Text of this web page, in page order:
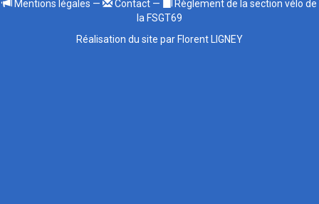
Mentions légales — Contact —
Règlement de la section vélo de
la FSGT69
Réalisation du site par Florent LIGNEY